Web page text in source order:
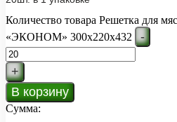
Количество товара Решетка для
«ЭКОНОМ» 300х220х432
-
+
В корзину
Сумма: